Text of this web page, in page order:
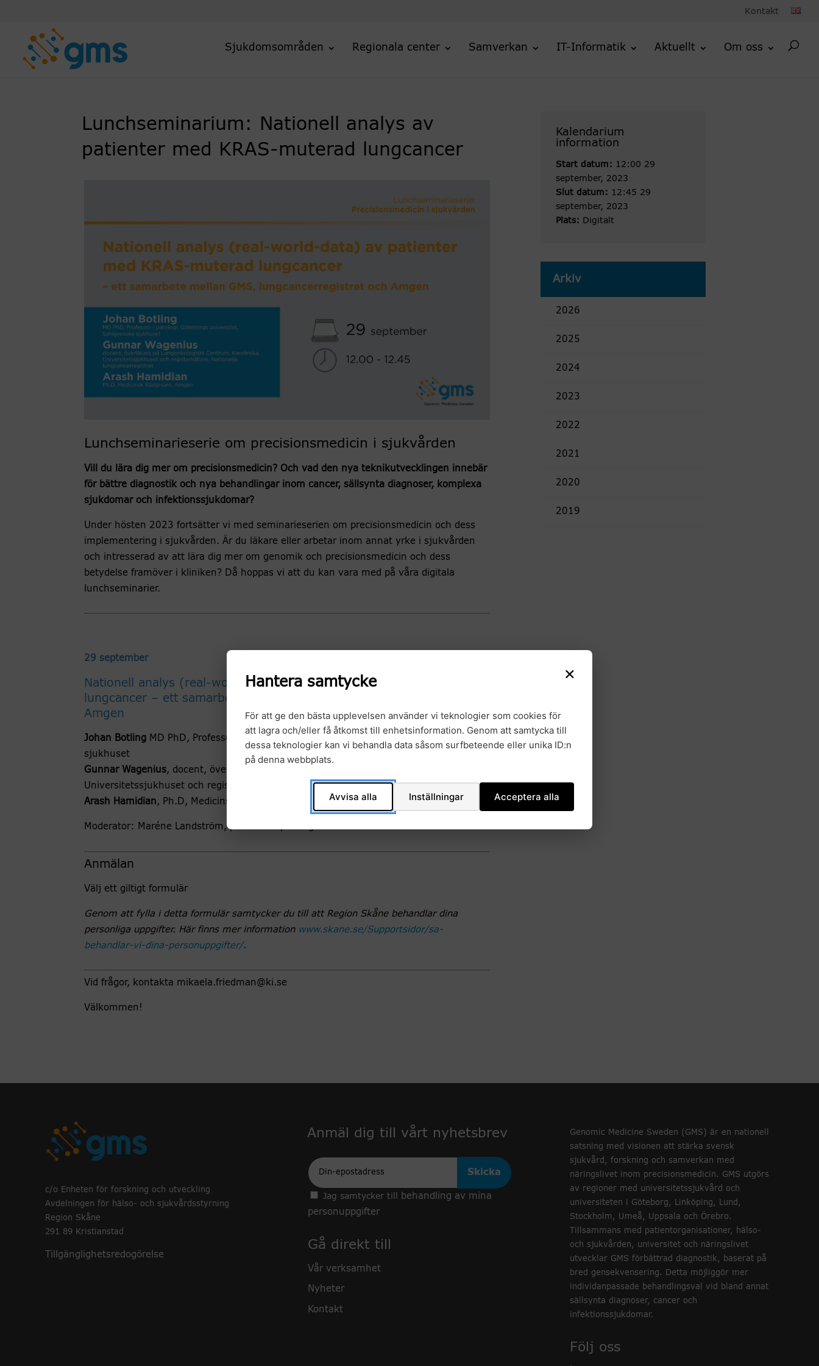
Kontakt
Sjukdomsområden Regionala center Samverkan IT-Informatik Aktuellt Om oss
Lunchseminarium: Nationell analys av
patienter med KRAS-muterad lungcancer
Lunchseminarieserie om precisionsmedicin i sjukvården
Vill du lära dig mer om precisionsmedicin? Och vad den nya teknikutvecklingen innebär
för bättre diagnostik och nya behandlingar inom cancer, sällsynta diagnoser, komplexa
sjukdomar och infektionssjukdomar?
Under hösten 2023 fortsätter vi med seminarieserien om precisionsmedicin och dess
implementering i sjukvården. Är du läkare eller arbetar inom annat yrke i sjukvården
och intresserad av att lära dig mer om genomik och precisionsmedicin och dess
betydelse framöver i kliniken? Då hoppas vi att du kan vara med på våra digitala
lunchseminarier.
29 september
Nationell analys (real-world-data) av patienter med KRAS-muterad
lungcancer – ett samarbete mellan GMS, lungcancerregistret och
Amgen
Johan Botling MD PhD, Professor i patologi, Göteborgs universitet, Sahlgrenska
sjukhuset
Gunnar Wagenius, docent, överläkare på Lungonkologiskt Centrum, Karolinska
Universitetssjukhuset och registerhållare, Nationella lungcancerregistret
Arash Hamidian , Ph.D, Medicinsk Rådgivare, Amgen
Moderator: Maréne Landström, professor i patologi vid Umeå universitet
Anmälan
Välj ett giltigt formulär
Genom att fylla i detta formulär samtycker du till att Region Skåne behandlar dina
personliga uppgifter. Här finns mer information www.skane.se/Supportsidor/sa-
behandlar-vi-dina-personuppgifter/.
Vid frågor, kontakta mikaela.friedman@ki.se
Välkommen!
Kalendarium
information
Start datum: 12:00 29
september, 2023
Slut datum: 12:45 29
september, 2023
Plats: Digitalt
Arkiv
2026
2025
2024
2023
2022
2021
2020
2019
c/o Enheten för forskning och utveckling
Avdelningen för hälso- och sjukvårdsstyrning
Region Skåne
291 89 Kristianstad
Tillgänglighetsredogörelse
Anmäl dig till vårt nyhetsbrev
Epost
Jag samtycker till
behandling av mina
personuppgifter
Gå direkt till
Vår verksamhet
Nyheter
Kontakt
Genomic Medicine Sweden (GMS) är en nationell
satsning med visionen att stärka svensk
sjukvård, forskning och samverkan med
näringslivet inom precisionsmedicin. GMS utgörs
av regioner med universitetssjukvård och
universiteten i Göteborg, Linköping, Lund,
Stockholm, Umeå, Uppsala och Örebro.
Tillsammans med patientorganisationer, hälso-
och sjukvården, universitet och näringslivet
utvecklar GMS förbättrad diagnostik, baserat på
bred gensekvensering. Detta möjliggör mer
individanpassade behandlingsval vid bland annat
sällsynta diagnoser, cancer och
infektionssjukdomar.
Följ oss
×
Hantera samtycke
För att ge den bästa upplevelsen använder vi teknologier som cookies för
att lagra och/eller få åtkomst till enhetsinformation. Genom att samtycka till
dessa teknologier kan vi behandla data såsom surfbeteende eller unika ID:n
på denna webbplats.
Avvisa alla Inställningar Acceptera alla